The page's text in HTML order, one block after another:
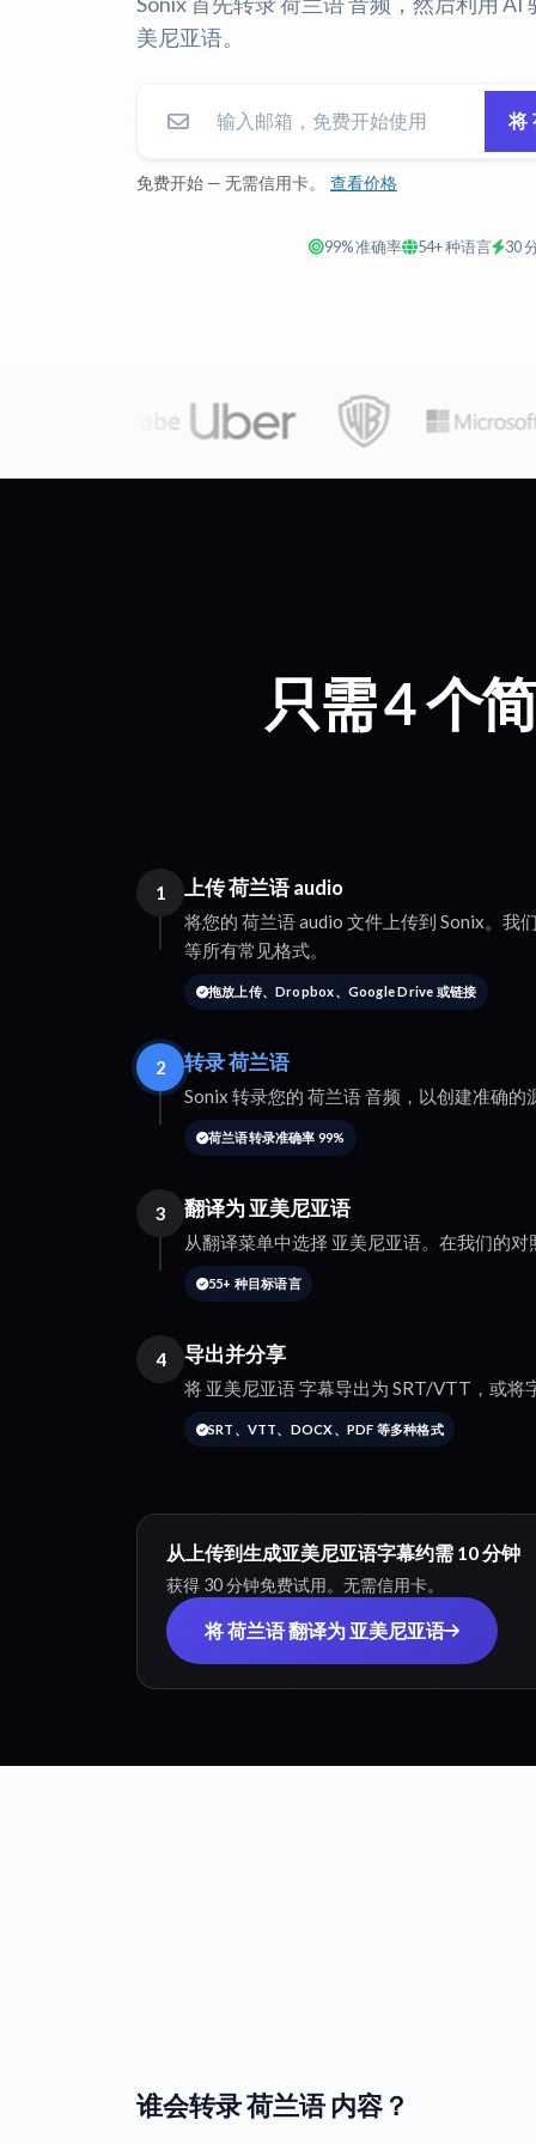
美尼亚语。
将
免费开始 — 无需信用卡。 查看价格
99% 准确率 54+ 种语言 30
只需 4 个
1 上传 荷兰语 audio
将您的 荷兰语 audio 文件上传到 Sonix。我
等所有常见格式。
拖放上传、Dropbox、Google Drive 或链接
2 转录 荷兰语
Sonix 转录您的 荷兰语 音频，以创建准确的
荷兰语转录准确率 99%
3 翻译为 亚美尼亚语
从翻译菜单中选择 亚美尼亚语。在我们的
55+ 种目标语言
4 导出并分享
将 亚美尼亚语 字幕导出为 SRT/VTT，或将
SRT、VTT、DOCX、PDF 等多种格式
从上传到生成亚美尼亚语字幕约需 10 分钟
获得 30 分钟免费试用。无需信用卡。
将 荷兰语 翻译为 亚美尼亚语
谁会转录 荷兰语 内容？